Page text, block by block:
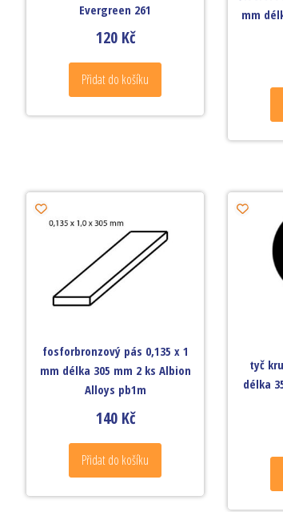
Evergreen 261
120 Kč
Přidat do košíku
mm
fosforbronzový pás 0,135 x 1
mm délka 305 mm 2 ks Albion
Alloys pb1m
140 Kč
Přidat do košíku
tyč
délka